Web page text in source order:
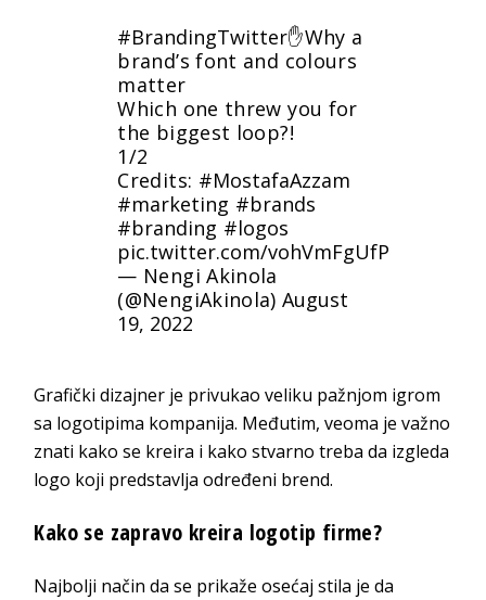
#BrandingTwitter✋Why a
brand’s font and colours
matter
Which one threw you for
the biggest loop?!
1/2
Credits: #MostafaAzzam
#marketing #brands
#branding #logos
pic.twitter.com/vohVmFgUfP
— Nengi Akinola
(@NengiAkinola)August
19, 2022
Grafički dizajner je privukao veliku pažnjom igrom
sa logotipima kompanija. Međutim, veoma je važno
znati kako se kreira i kako stvarno treba da izgleda
logo koji predstavlja određeni brend.
Kako se zapravo kreira logotip firme?
Najbolji način da se prikaže osećaj stila je da